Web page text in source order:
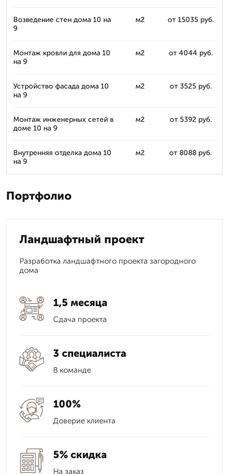
Возведение стен дома 10 на
9
м2 от 15035 руб.
Монтаж кровли для дома 10
на 9
м2 от 4044 руб.
Устройство фасада дома 10
на 9
м2 от 3525 руб.
Монтаж инженерных сетей в
доме 10 на 9
м2 от 5392 руб.
Внутренняя отделка дома 10
на 9
м2 от 8088 руб.
Портфолио
Ландшафтный проект
Разработка ландшафтного проекта загородного
дома
1,5 месяца
Сдача проекта
3 специалиста
В команде
100%
Доверие клиента
5% скидка
На заказ